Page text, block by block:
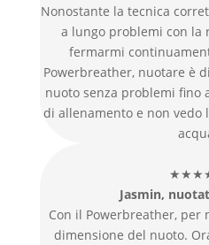
Nonostante la tecnica
a lungo problemi con la
fermarmi
Powerbreather, nuotare è
nuoto senza problemi fino
di allenamento e non vedo
Con il Powerbreather, per
dimensione del nuoto.
Jasmin,